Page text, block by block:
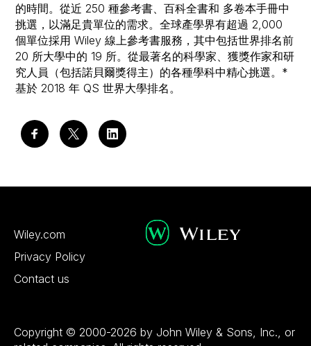
的時間。從近 250 種參考書、百科全書和 多卷本手冊中
挑選，以滿足貴單位的需求。全球產學界有超過 2,000
個單位採用 Wiley 線上參考書服務，其中包括世界排名前
20 所大學中的 19 所。從最著名的科學家、獲獎作家和研
究人員（包括諾貝爾獎得主）的各種學科中精心挑選。*
基於 2018 年 QS 世界大學排名。
Wiley.com
Privacy Policy
Contact us
Copyright © 2000-2026 by John Wiley & Sons, Inc., or